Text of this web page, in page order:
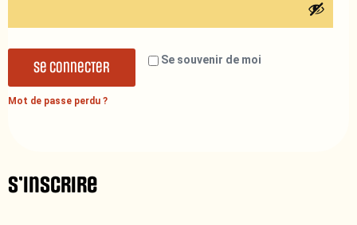
Se souvenir de moi
Se connecter
Mot de passe perdu ?
S’inscrire